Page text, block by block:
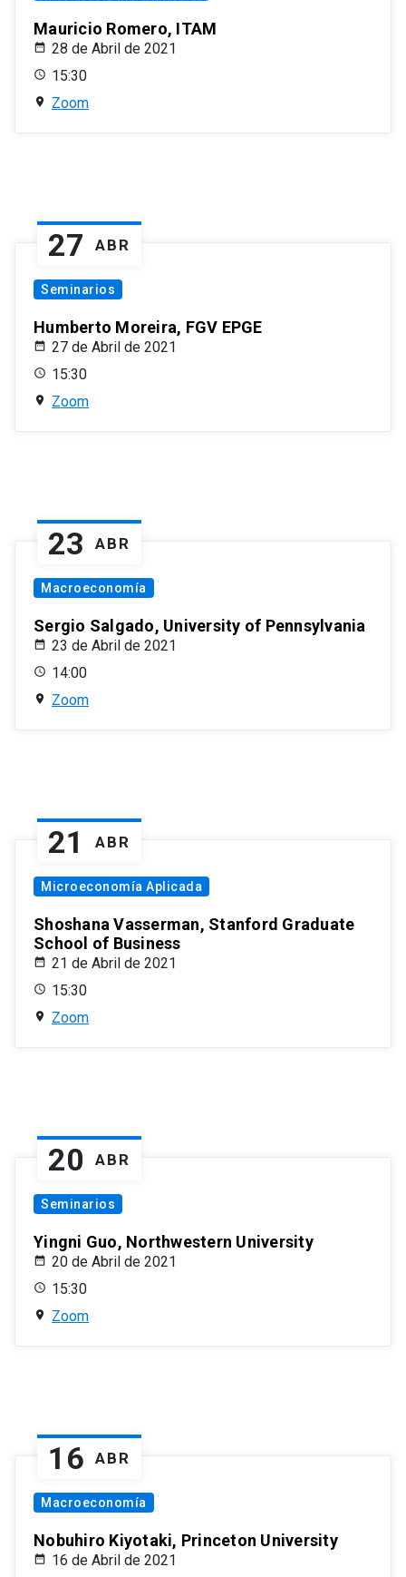
Mauricio Romero, ITAM
28 de Abril de 2021
15:30
Zoom
27 ABR
Seminarios
Humberto Moreira, FGV EPGE
27 de Abril de 2021
15:30
Zoom
23 ABR
Macroeconomía
Sergio Salgado, University of Pennsylvania
23 de Abril de 2021
14:00
Zoom
21 ABR
Microeconomía Aplicada
Shoshana Vasserman, Stanford Graduate
School of Business
21 de Abril de 2021
15:30
Zoom
20 ABR
Seminarios
Yingni Guo, Northwestern University
20 de Abril de 2021
15:30
Zoom
16 ABR
Macroeconomía
Nobuhiro Kiyotaki, Princeton University
16 de Abril de 2021